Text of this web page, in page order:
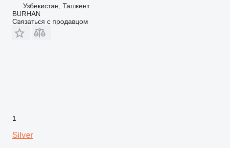
Узбекистан, Ташкент
BURHAN
Связаться с продавцом
1
Silver